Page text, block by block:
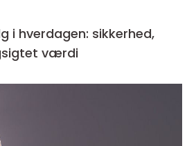
i hverdagen: sikkerhed,
værdi